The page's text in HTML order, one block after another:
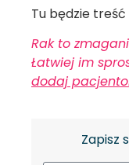
Tu będzie treść
Rak to
Łatwiej im
dodaj
Zapisz